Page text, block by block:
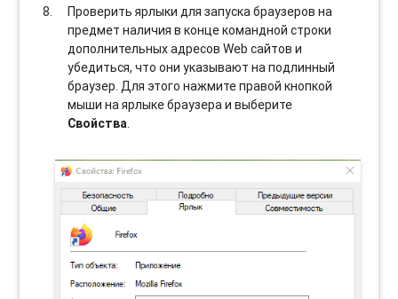
Проверить ярлыки для запуска браузеров на
предмет наличия в конце командной строки
дополнительных адресов Web сайтов и
убедиться, что они указывают на подлинный
браузер. Для этого нажмите правой кнопкой
мыши на ярлыке браузера и выберите
Свойства.